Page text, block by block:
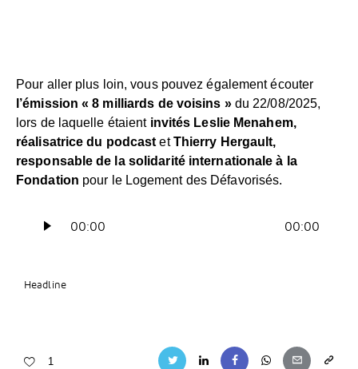
Pour aller plus loin, vous pouvez également écouter
l’émission « 8 milliards de voisins »du 22/08/2025,
lors de laquelle étaient invités Leslie Menahem,
réalisatrice du podcast etThierry Hergault,
responsable de la solidarité internationale à la
Fondation pour le Logement des Défavorisés.
audio
00:00 00:00
Headline
1